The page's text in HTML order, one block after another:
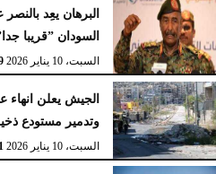
البرهان يعِد
السودان ”قريبا
السبت، 10 يناير 2026
الجيش يعلن
وتدمير مستودع
السبت، 10 يناير 2026